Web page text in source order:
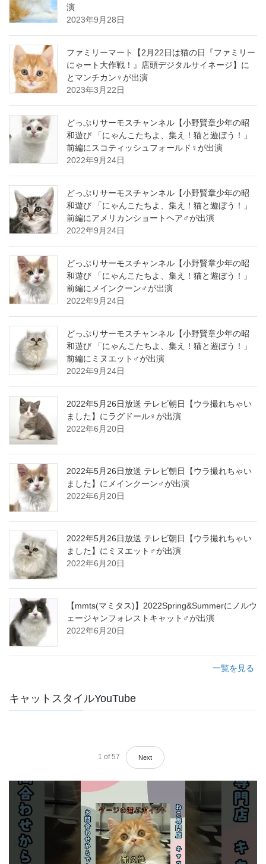
演
2023年9月28日
ファミリーマート【2月22日は猫の日『ファミリー
にゃート大作戦！』店頭デジタルサイネージ】に
とマンチカン♀が出演
2023年3月22日
どっぷりサーモスチャンネル【小野賢章少年の昭
和遊び 「にゃんこたちよ、集え！猫と遊ぼう！」
前編にスコティッシュフォールド♀が出演
2022年9月24日
どっぷりサーモスチャンネル【小野賢章少年の昭
和遊び 「にゃんこたちよ、集え！猫と遊ぼう！」
前編にアメリカンショートヘア♂が出演
2022年9月24日
どっぷりサーモスチャンネル【小野賢章少年の昭
和遊び 「にゃんこたちよ、集え！猫と遊ぼう！」
前編にメインクーン♂が出演
2022年9月24日
どっぷりサーモスチャンネル【小野賢章少年の昭
和遊び 「にゃんこたちよ、集え！猫と遊ぼう！」
前編にミヌエット♂が出演
2022年9月24日
2022年5月26日放送 テレビ朝日【ウラ撮れちゃい
ました】にラグドール♀が出演
2022年6月20日
2022年5月26日放送 テレビ朝日【ウラ撮れちゃい
ました】にメインクーン♂が出演
2022年6月20日
2022年5月26日放送 テレビ朝日【ウラ撮れちゃい
ました】にミヌエット♂が出演
2022年6月20日
【mmts(マミタス)】2022Spring&Summerにノルウ
ェージャンフォレストキャット♂が出演
2022年6月20日
一覧を見る
キャットスタイルYouTube
1 of 57 Next